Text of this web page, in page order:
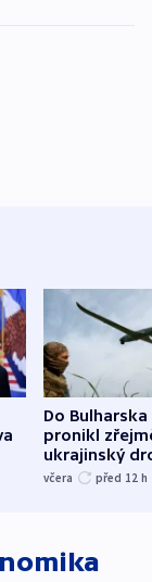
Do Bulharska
pronikl
ukrajinský
explodoval
včera před 12 h